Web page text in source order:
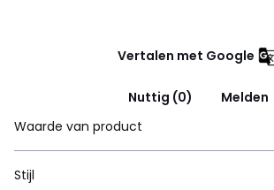
Vertalen met Google
Nuttig (0)
Melden
Waarde van product
Stijl